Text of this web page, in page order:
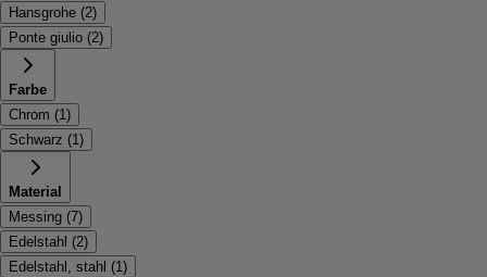
Hansgrohe (2)
Ponte giulio (2)
Farbe
Chrom (1 )
Schwarz (1 )
Material
Messing (7)
Edelstahl (2)
Edelstahl, stahl (1 )